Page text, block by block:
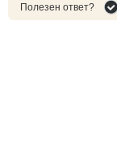
Полезен ответ?